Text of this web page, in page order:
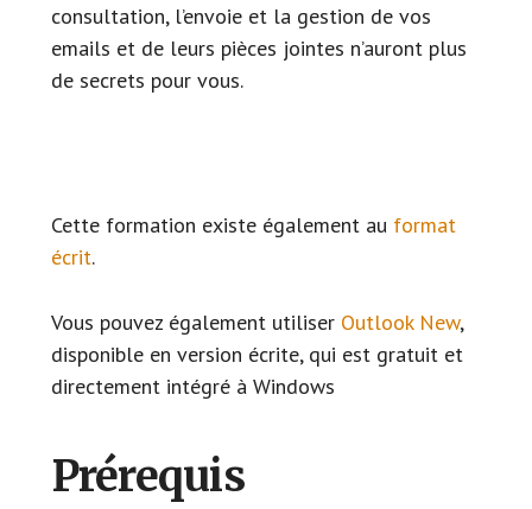
consultation, l’envoie et la gestion de vos
emails et de leurs pièces jointes n’auront plus
de secrets pour vous.
Cette formation existe également au format
écrit.
Vous pouvez également utiliser Outlook New,
disponible en version écrite, qui est gratuit et
directement intégré à Windows
Prérequis